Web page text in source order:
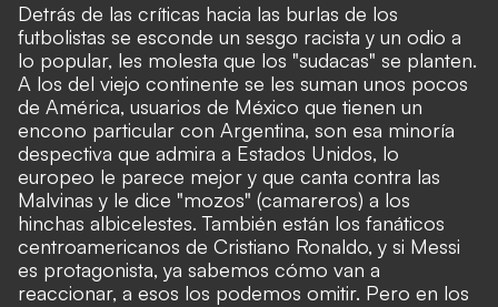
Detrás de las críticas hacia las burlas de los
futbolistas se esconde un sesgo racista y un odio a
lo popular, les molesta que los "sudacas" se planten.
A los del viejo continente se les suman unos pocos
de América, usuarios de México que tienen un
encono particular con Argentina, son esa minoría
despectiva que admira a Estados Unidos, lo
europeo le parece mejor y que canta contra las
Malvinas y le dice "mozos" (camareros) a los
hinchas albicelestes. También están los fanáticos
centroamericanos de Cristiano Ronaldo, y si Messi
es protagonista, ya sabemos cómo van a
reaccionar, a esos los podemos omitir. Pero en los